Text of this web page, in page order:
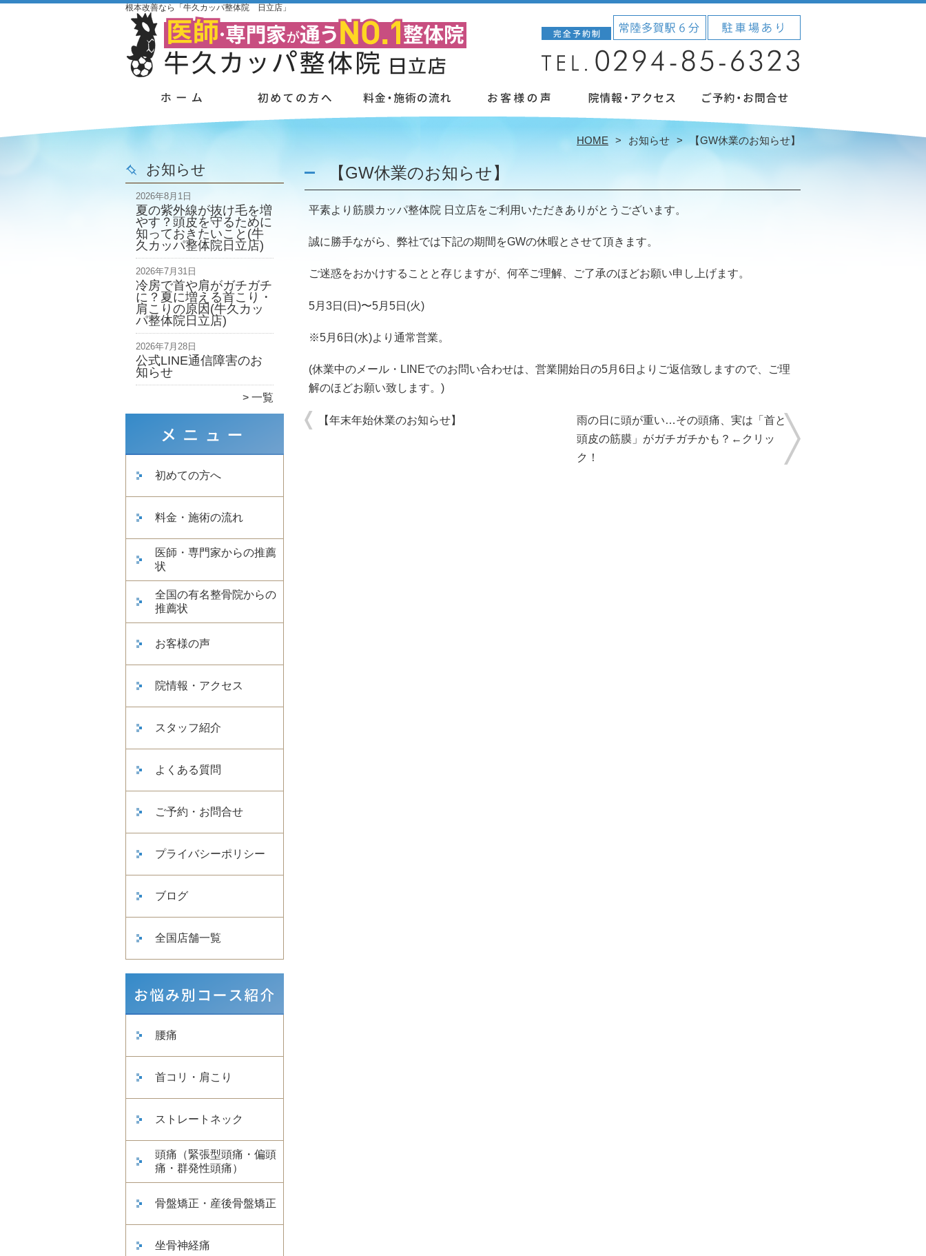
根本改善なら「牛久カッパ整体院 日立店」
HOME お知らせ 【GW休業のお知らせ】
お知らせ
2026年8月1日
夏の紫外線が抜け毛を増
やす？頭皮を守るために
知っておきたいこと(牛
久カッパ整体院日立店)
2026年7月31日
冷房で首や肩がガチガチ
に？夏に増える首こり・
肩こりの原因(牛久カッ
パ整体院日立店)
2026年7月28日
公式LINE通信障害のお
知らせ
一覧
初めての方へ
料金・施術の流れ
医師・専門家からの推薦
状
全国の有名整骨院からの
推薦状
お客様の声
院情報・アクセス
スタッフ紹介
よくある質問
ご予約・お問合せ
プライバシーポリシー
ブログ
全国店舗一覧
腰痛
首コリ・肩こり
ストレートネック
頭痛（緊張型頭痛・偏頭
痛・群発性頭痛）
骨盤矯正・産後骨盤矯正
坐骨神経痛
【GW休業のお知らせ】
平素より筋膜カッパ整体院 日立店をご利用いただきありがとうございます。
誠に勝手ながら、弊社では下記の期間をGWの休暇とさせて頂きます。
ご迷惑をおかけすることと存じますが、何卒ご理解、ご了承のほどお願い申し上げます。
5月3日(日)〜5月5日(火)
※5月6日(水)より通常営業。
(休業中のメール・LINEでのお問い合わせは、営業開始日の5月6日よりご返信致しますので、ご理
解のほどお願い致します。)
【年末年始休業のお知らせ】
雨の日に頭が重い…その頭痛、実は「首と
頭皮の筋膜」がガチガチかも？←クリッ
ク！